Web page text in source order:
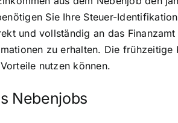
Sie Ihre Steuer-
und vollständig an das
zu erhalten. Die
nutzen können.
Nebenjobs